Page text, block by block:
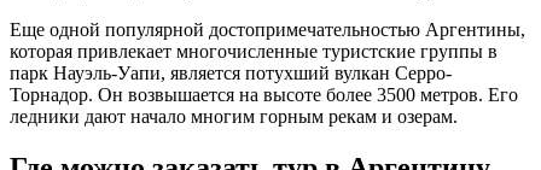
Еще одной популярной достопримечательностью Аргентины,
которая привлекает многочисленные туристские группы в
парк Науэль-Уапи, является потухший вулкан Серро-
Торнадор. Он возвышается на высоте более 3500 метров. Его
ледники дают начало многим горным рекам и озерам.